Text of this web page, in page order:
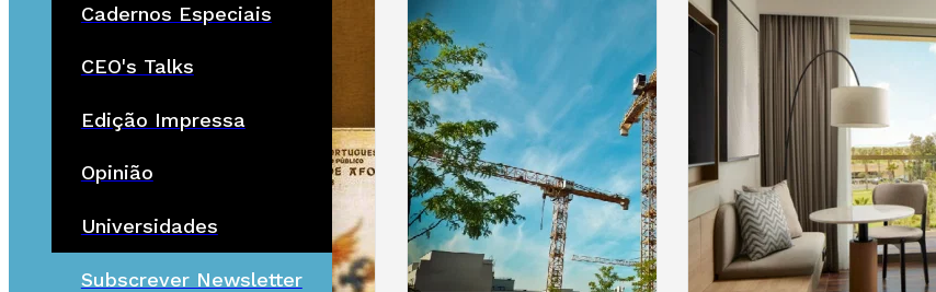
Cadernos Especiais
CEO's Talks
Edição Impressa
Opinião
Universidades
Subscrever Newsletter